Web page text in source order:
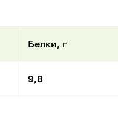
Белки, г
9,8